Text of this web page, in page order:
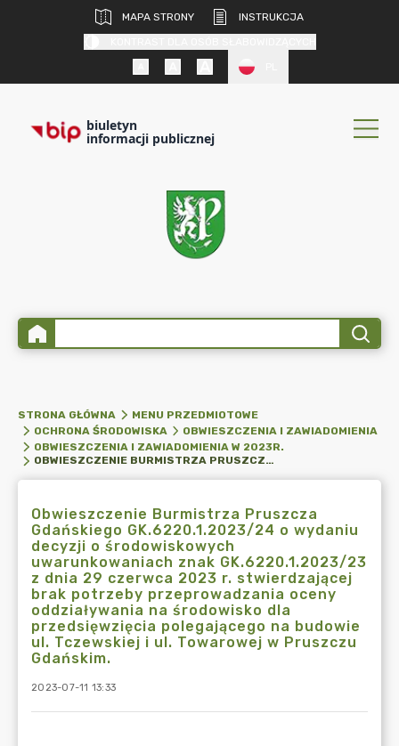
MAPA STRONY
INSTRUKCJA
biuletyn
informacji publicznej
STRONA GŁÓWNA
MENU PRZEDMIOTOWE
OCHRONA ŚRODOWISKA
OBWIESZCZENIA I ZAWIADOMIENIA
OBWIESZCZENIA I ZAWIADOMIENIA W 2023R.
OBWIESZCZENIE BURMISTRZA PRUSZCZA GDAŃSKIEGO GK.6220.1.2023/24 O WYDANIU DECYZJI O ŚRODOWISKOWYCH UWARUNKOWANIACH ZNAK GK.6220.1.2023/23 Z DNIA 29 CZERWCA 2023 R. STWIERDZAJĄCEJ BRAK POTRZEBY PRZEPROWADZANIA OCENY ODDZIAŁYWANIA NA ŚRODOWISKO DLA PRZEDSIĘWZIĘCIA POLEGAJĄCEGO NA BUDOWIE UL. TCZEWSKIEJ I UL. TOWAROWEJ W PRUSZCZU GDAŃSKIM.
Obwieszczenie Burmistrza Pruszcza
Gdańskiego GK.6220.1.2023/24 o wydaniu
decyzji o środowiskowych
uwarunkowaniach znak GK.6220.1.2023/23
z dnia 29 czerwca 2023 r. stwierdzającej
brak potrzeby przeprowadzania oceny
oddziaływania na środowisko dla
przedsięwzięcia polegającego na budowie
ul. Tczewskiej i ul. Towarowej w Pruszczu
Gdańskim.
2023-07-11 13:33